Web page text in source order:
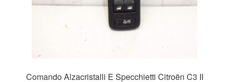
Comando Alzacristalli E Specchietti Citroën C3 II